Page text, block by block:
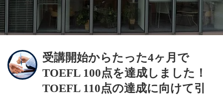
受講開始からたった4ヶ月で
TOEFL 100点を達成しました！
TOEFL 110点の達成に向けて引